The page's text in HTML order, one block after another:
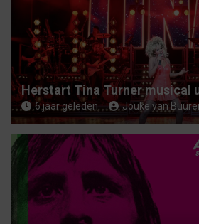
Herstart Tina Turner musical
6 jaar geleden Jouke van